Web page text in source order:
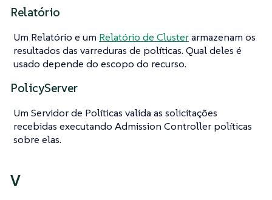
Relatório
Um Relatório e um Relatório de Clusterarmazenam os
resultados das varreduras de políticas. Qual deles é
usado depende do escopo do recurso.
PolicyServer
Um Servidor de Políticas valida as solicitações
recebidas executando Admission Controller políticas
sobre elas.
V